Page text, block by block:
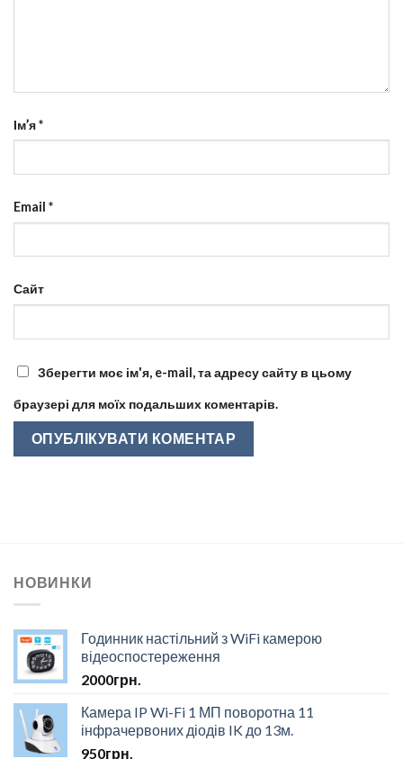
Ім’я*
Email *
Сайт
Зберегти моє ім'я, e-mail, та адресу сайту в цьому
браузері для моїх подальших коментарів.
НОВИНКИ
Годинник настільний з WiFi камерою
відеоспостереження
2000грн.
Камера IP Wi-Fi 1 МП поворотна 11
інфрачервоних діодів IK до 13м.
950грн.